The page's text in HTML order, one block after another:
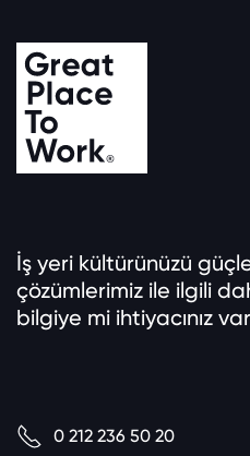
İş yeri kültürünüzü
çözümlerimiz ile ilgili
bilgiye mi ihtiyacınız
0 212 236 50 20